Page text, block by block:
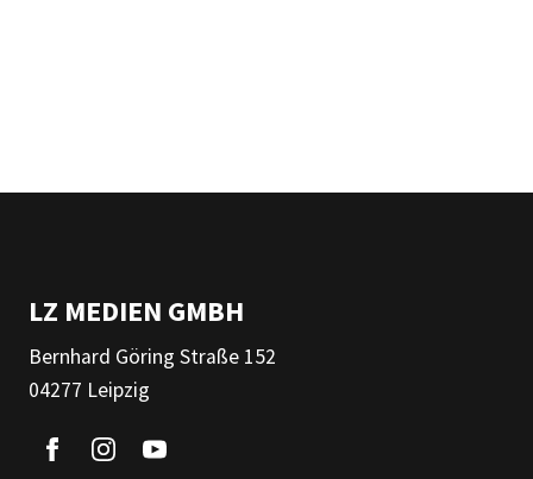
LZ MEDIEN GMBH
Bernhard Göring Straße 152
04277 Leipzig